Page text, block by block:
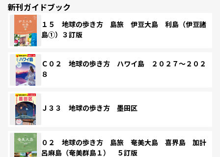
新刊ガイドブック
１５ 地球の歩き方 島旅 伊豆大島 利島（伊豆諸
島①）３訂版
Ｃ０２ 地球の歩き方 ハワイ島 ２０２７～２０２
８
Ｊ３３ 地球の歩き方 墨田区
０２ 地球の歩き方 島旅 奄美大島 喜界島 加計
呂麻島（奄美群島１） ５訂版